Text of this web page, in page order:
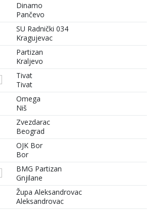
Dinamo
Pančevo
SU Radnički 034
Kragujevac
Partizan
Kraljevo
Tivat
Tivat
Omega
Niš
Zvezdarac
Beograd
OJK Bor
Bor
BMG Partizan
Gnjilane
Župa Aleksandrovac
Aleksandrovac